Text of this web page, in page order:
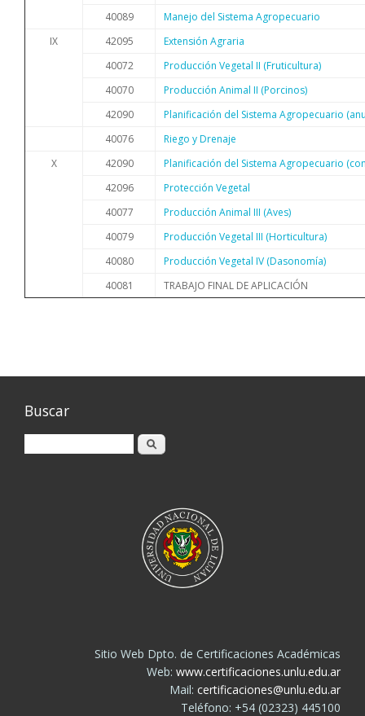
40089
Manejo del Sistema Agropecuario
IX
42095
Extensión Agraria
40072
Producción Vegetal II (Fruticultura)
40070
Producción Animal II (Porcinos)
42090
Planificación del Sistema Agropecuario
40076
Riego y Drenaje
X
42090
Planificación del Sistema Agropecuario
42096
Protección Vegetal
40077
Producción Animal III (Aves)
40079
Producción Vegetal III (Horticultura)
40080
Producción Vegetal IV (Dasonomía)
40081
TRABAJO FINAL DE APLICACIÓN
Buscar
Buscar
Sitio Web Dpto. de Certificaciones Académicas
Web: www.certificaciones.unlu.edu.ar
Mail: certificaciones@unlu.edu.ar
Teléfono: +54 (02323) 445100